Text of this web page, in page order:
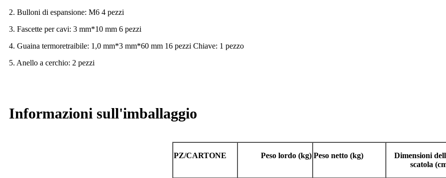
2. Bulloni di espansione: M6 4 pezzi
3. Fascette per cavi: 3 mm*10 mm 6 pezzi
4. Guaina termoretraibile: 1,0 mm*3 mm*60 mm 16 pezzi Chiave: 1 pezzo
5. Anello a cerchio: 2 pezzi
Informazioni sull'imballaggio
PZ/CARTONE Peso lordo (kg) Peso netto (kg)
Dimensioni
scatola